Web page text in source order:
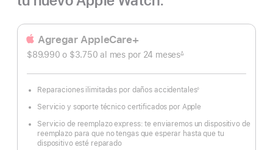
Agregar AppleCare+
$89.990 o $3.750 al mes Al
por 24 mesesmeses
pie
página
∆
Reparaciones ilimitadas por daños accidentales
Nota
pie
◊
Servicio y soporte técnico certificados por Apple
Servicio de reemplazo express: te enviaremos un dispositivo de
reemplazo para que no tengas que esperar hasta que tu
dispositivo esté reparado